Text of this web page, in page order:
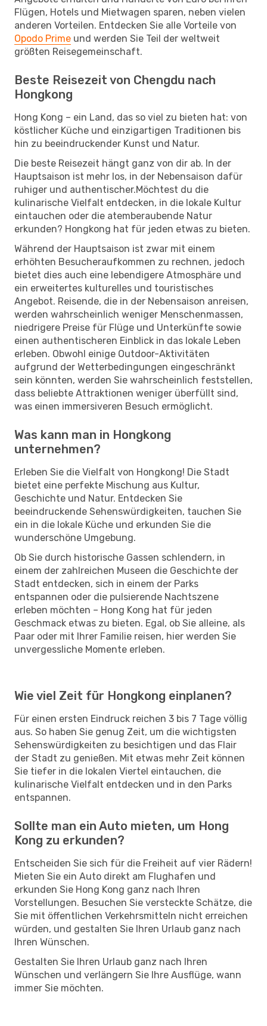
Flügen, Hotels und Mietwagen sparen, neben vielen
anderen Vorteilen. Entdecken Sie alle Vorteile von
Opodo Prime und werden Sie Teil der weltweit
größten Reisegemeinschaft.
Beste Reisezeit von Chengdu nach
Hongkong
Hong Kong – ein Land, das so viel zu bieten hat: von
köstlicher Küche und einzigartigen Traditionen bis
hin zu beeindruckender Kunst und Natur.
Die beste Reisezeit hängt ganz von dir ab. In der
Hauptsaison ist mehr los, in der Nebensaison dafür
ruhiger und authentischer.Möchtest du die
kulinarische Vielfalt entdecken, in die lokale Kultur
eintauchen oder die atemberaubende Natur
erkunden? Hongkong hat für jeden etwas zu bieten.
Während der Hauptsaison ist zwar mit einem
erhöhten Besucheraufkommen zu rechnen, jedoch
bietet dies auch eine lebendigere Atmosphäre und
ein erweitertes kulturelles und touristisches
Angebot. Reisende, die in der Nebensaison anreisen,
werden wahrscheinlich weniger Menschenmassen,
niedrigere Preise für Flüge und Unterkünfte sowie
einen authentischeren Einblick in das lokale Leben
erleben. Obwohl einige Outdoor-Aktivitäten
aufgrund der Wetterbedingungen eingeschränkt
sein könnten, werden Sie wahrscheinlich feststellen,
dass beliebte Attraktionen weniger überfüllt sind,
was einen immersiveren Besuch ermöglicht.
Was kann man in Hongkong
unternehmen?
Erleben Sie die Vielfalt von Hongkong! Die Stadt
bietet eine perfekte Mischung aus Kultur,
Geschichte und Natur. Entdecken Sie
beeindruckende Sehenswürdigkeiten, tauchen Sie
ein in die lokale Küche und erkunden Sie die
wunderschöne Umgebung.
Ob Sie durch historische Gassen schlendern, in
einem der zahlreichen Museen die Geschichte der
Stadt entdecken, sich in einem der Parks
entspannen oder die pulsierende Nachtszene
erleben möchten – Hong Kong hat für jeden
Geschmack etwas zu bieten. Egal, ob Sie alleine, als
Paar oder mit Ihrer Familie reisen, hier werden Sie
unvergessliche Momente erleben.
Wie viel Zeit für Hongkong einplanen?
Für einen ersten Eindruck reichen 3 bis 7 Tage völlig
aus. So haben Sie genug Zeit, um die wichtigsten
Sehenswürdigkeiten zu besichtigen und das Flair
der Stadt zu genießen. Mit etwas mehr Zeit können
Sie tiefer in die lokalen Viertel eintauchen, die
kulinarische Vielfalt entdecken und in den Parks
entspannen.
Sollte man ein Auto mieten, um Hong
Kong zu erkunden?
Entscheiden Sie sich für die Freiheit auf vier Rädern!
Mieten Sie ein Auto direkt am Flughafen und
erkunden Sie Hong Kong ganz nach Ihren
Vorstellungen. Besuchen Sie versteckte Schätze, die
Sie mit öffentlichen Verkehrsmitteln nicht erreichen
würden, und gestalten Sie Ihren Urlaub ganz nach
Ihren Wünschen.
Gestalten Sie Ihren Urlaub ganz nach Ihren
Wünschen und verlängern Sie Ihre Ausflüge, wann
immer Sie möchten.